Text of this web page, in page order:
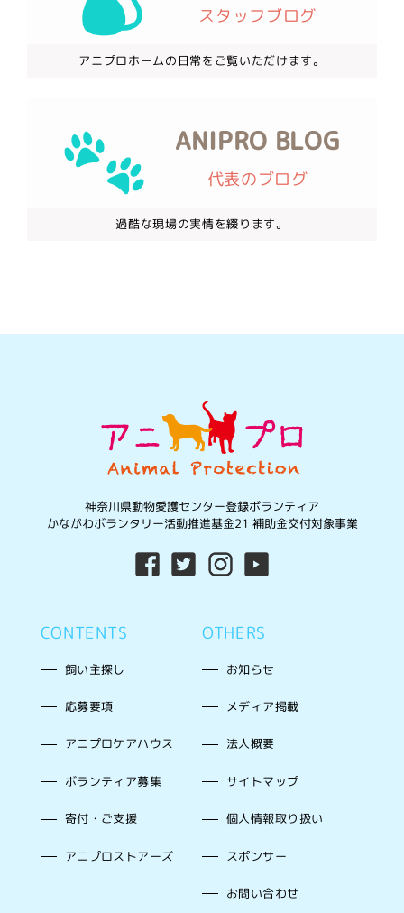
スタッフブログ
アニプロホームの日常をご覧いただけます。
ANIPRO BLOG
代表のブログ
過酷な現場の実情を綴ります。
CONTENTS
飼い主探し
応募要項
アニプロケアハウス
ボランティア募集
寄付・ご支援
アニプロストアーズ
神奈川県動物愛護センター登録ボランティア
かながわボランタリー活動推進基金21 補助金交付対象事業
OTHERS
お知らせ
メディア掲載
法人概要
サイトマップ
個人情報取り扱い
スポンサー
お問い合わせ